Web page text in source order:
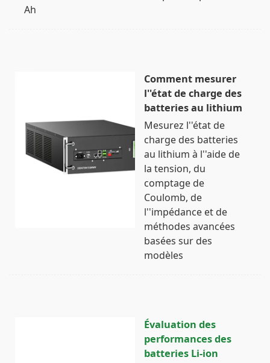
Ah
Comment mesurer
l''état de charge des
batteries au lithium
Mesurez l''état de
charge des batteries
au lithium à l''aide de
la tension, du
comptage de
Coulomb, de
l''impédance et de
méthodes avancées
basées sur des
modèles
Évaluation des
performances des
batteries Li-ion